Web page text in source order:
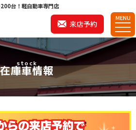
台！軽自動車専門店
来店予約
MENU
stock
在庫車情報